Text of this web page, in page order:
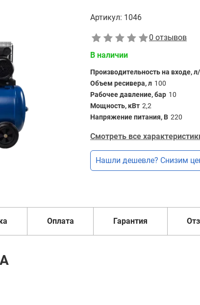
Артикул: 1046
0 отзывов
В наличии
Производительность на входе,
Объем ресивера, л 100
Рабочее давление, бар 10
Мощность, кВт 2,2
Напряжение питания, В 220
Смотреть все
Нашли дешевле? Снизим
Оплата Гарантия